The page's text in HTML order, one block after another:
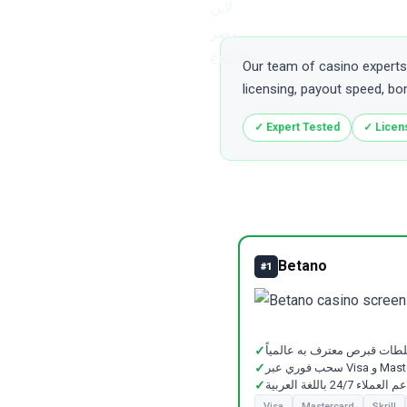
Our team of casino
licensing, payout speed,
✓ Expert Tested ✓
#1 Betano
✓ قبرص معترف به عالمياً
✓
✓
24/7 باللغة العربية